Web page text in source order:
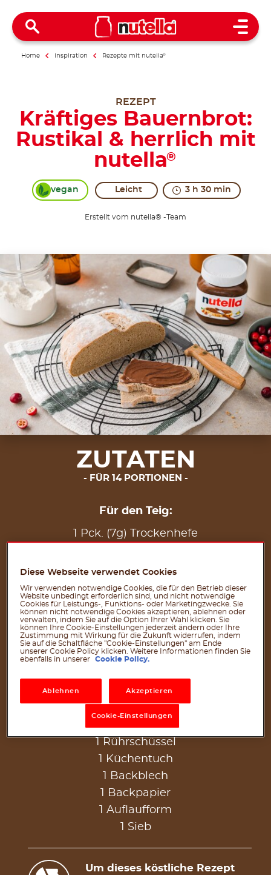
Open
Home Inspiration Rezepte mit nutella®
REZEPT
Kräftiges Bauernbrot:
Rustikal & herrlich mit
nutella®
vegan Leicht 3 h 30 min
Erstellt vom nutella® -Team
ZUTATEN
FÜR 14 PORTIONEN
Für den Teig:
1 Pck. (7g) Trockenhefe
400 ml lauwarmes Wasser
300 g Weizenmehl (Type 405)
300 g Weizenmehl (Type 1050)
2 TL Salz
Für das Topping:
210 g (15 g pro Portion) nutella
Back-Utensilien:
1 kleine Schüssel
1 Backblech
1 Rührschüssel
1 Küchentuch
1 Backblech
1 Backpapier
1 Auflaufform
1 Sieb
Um dieses köstliche Rezept
Diese Webseite verwendet Cookies
Wir verwenden notwendige Cookies, die für den Betrieb dieser
Website unbedingt erforderlich sind, und nicht notwendige
Cookies für Leistungs-, Funktions- oder Marketingzwecke. Sie
können nicht notwendige Cookies akzeptieren, ablehnen oder
verwalten, indem Sie auf die Option Ihrer Wahl klicken. Sie
können Ihre Cookie-Einstellungen jederzeit ändern oder Ihre
Zustimmung mit Wirkung für die Zukunft widerrufen, indem
Sie auf die Schaltfläche "Cookie-Einstellungen" am Ende
unserer Cookie Policy klicken. Weitere Informationen finden Sie
ebenfalls in unserer
Cookie Policy.
Ablehnen Akzeptieren
Cookie-Einstellungen